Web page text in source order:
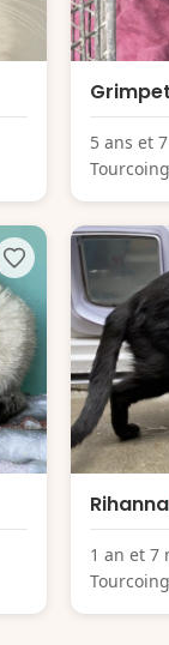
5 ans et
Rihanna
1 an et 7